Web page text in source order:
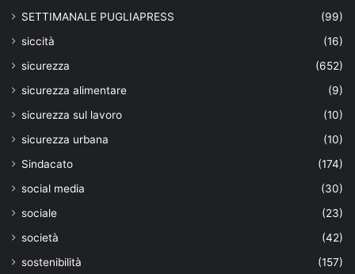
SETTIMANALE PUGLIAPRESS
(99)
siccità
(16)
sicurezza
(652)
sicurezza alimentare
(9)
sicurezza sul lavoro
(10)
sicurezza urbana
(10)
Sindacato
(174)
social media
(30)
sociale
(23)
società
(42)
sostenibilità
(157)